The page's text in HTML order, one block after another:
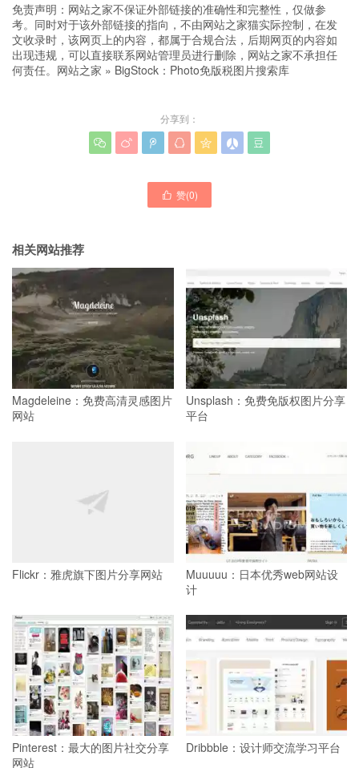
免责声明：网站之家不保证外部链接的准确性和完整性，仅做参
考。同时对于该外部链接的指向，不由网站之家猫实际控制，在发
文收录时，该网页上的内容，都属于合规合法，后期网页的内容如
出现违规，可以直接联系网站管理员进行删除，网站之家不承担任
何责任。 网站之家 » BigStock：Photo免版税图片搜索库
分享到：
      
 赞(0)
相关网站推荐
Magdeleine：免费高清灵感图片
网站
Unsplash：免费免版权图片分享
平台
Flickr：雅虎旗下图片分享网站
Muuuuu：日本优秀web网站设
计
Pinterest：最大的图片社交分享
网站
Dribbble：设计师交流学习平台